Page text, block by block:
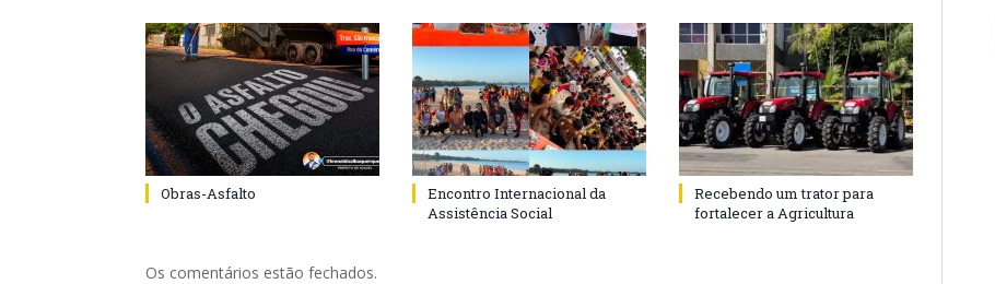
Obras-Asfalto
Encontro Internacional da
Assistência Social
Recebendo um trator para
fortalecer a Agricultura
Os comentários estão fechados.